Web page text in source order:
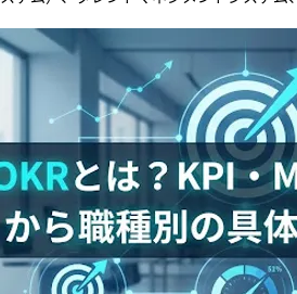
す。他システムとの連携も可能で、学習履
リブンの戦略人事を実現します。 導入企
を含めたユーザーは200万名を超え、世界
会社レビックグローバルについて レビッ
ィザスのグループ会社で1977年設立。
レントマネジメントシステム、eラーニン
を提供しています。会社創立以来、蓄積し
ベースに最適なサービスを提供しています。 ● 社名 ：株式
ビックグローバル ● 本 社 ：東京都港区芝1-5-9 住友不動産芝ビル2
号館4階 ● 代表者 ：代表取締役社長 中村 信太郎 ● 事業内容 ：
LMS（学習管理システム）・タレントマ
ングコンテンツ・企業向け動画提供等の
マネジメントの個人向け資格取得並びに会
業 ● URL ：https://www.revicglobal.com 本件に関するお問い合わ
しています。 社名 ：株式会社レビッ
都港区芝1-5-9 住友不動産芝ビル2号館4
長 中村 信太郎 事業内容 ：LMS（学習管理
ジメントシステム・AIロープレ・eラーニ
画提供等のソリューション事業、アンガ
取得並びに会員事業・企業法人向け研
https://www.revicglobal.com 本件に関す
ビックグローバル 担当：稲見/久内/安孫
都港区芝1-5-9 住友不動産芝ビル2号館4
FAX: 03（6824）9785 email：po-
URL：https://www.revicglobal.com/
ックグローバル（本社：東京都港区、代表
以下「レビックグローバル」）は、タレン
「SmartSkill HCE（スマートスキル エイ
ゲーター」機能を新たに実装したことを
は、従来の「手続きや管理のためにログ
ステムがユーザーに寄り添い、行動を導く
を実現する新機能です。画面に表示される
て、経営層、人事管理者、現場の上司、そ
すべてのユーザーの視点に立ち、それぞ
りして提示。これまでの「経営・人事のた
から、「社員一人ひとりが能動的に使い
ト」への変革を強力にサポートします。
ツールから、自律的な成長を促す存在へ